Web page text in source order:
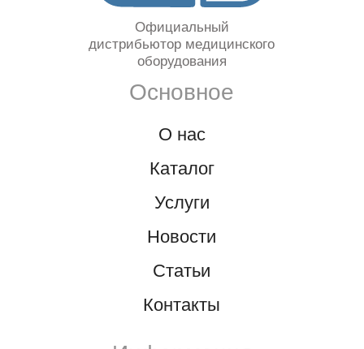
Политика
конфиденциальности
Представительство «Diatech S.A.» © 2008 - 2023.
Сайт носит информационный характер и не
является публичной офертой